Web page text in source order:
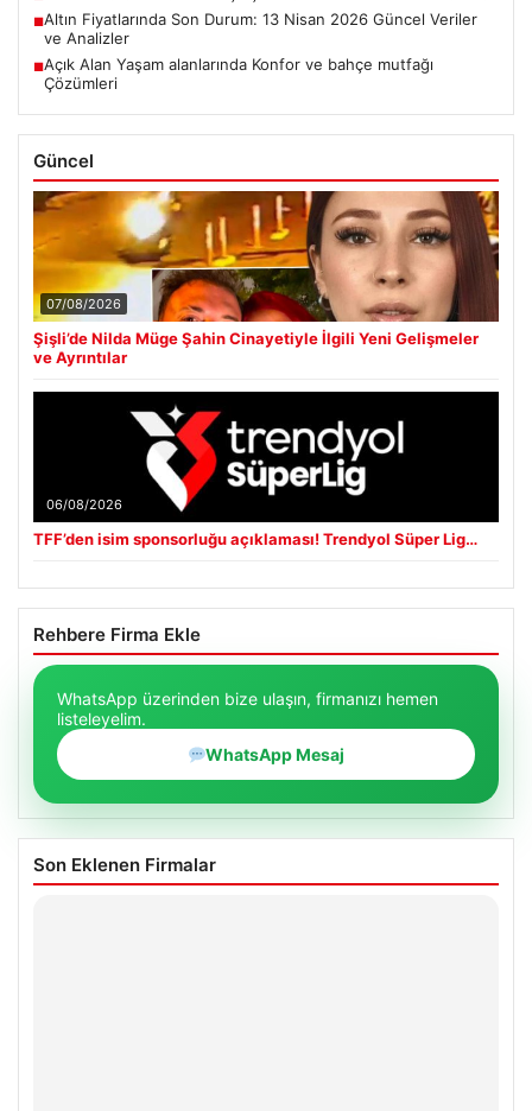
■Altın Fiyatlarında Son Durum: 13 Nisan 2026 Güncel Veriler
ve Analizler
■Açık Alan Yaşam alanlarında Konfor ve bahçe mutfağı
Çözümleri
Güncel
07/08/2026
Şişli’de Nilda Müge Şahin Cinayetiyle İlgili Yeni Gelişmeler
ve Ayrıntılar
06/08/2026
TFF’den isim sponsorluğu açıklaması! Trendyol Süper Lig…
Rehbere Firma Ekle
WhatsApp üzerinden bize ulaşın, firmanızı hemen
listeleyelim.
WhatsApp Mesaj
Son Eklenen Firmalar